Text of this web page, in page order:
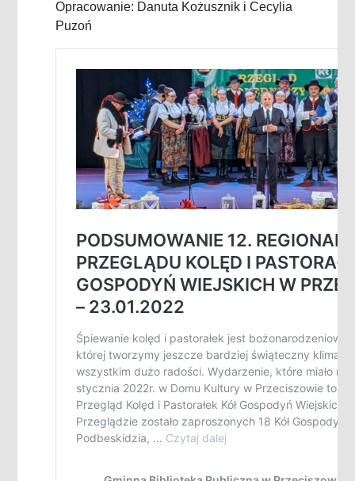
Opracowanie: Danuta Kożusznik i Cecylia
Puzoń